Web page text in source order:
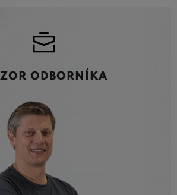
ODBORNÍKA